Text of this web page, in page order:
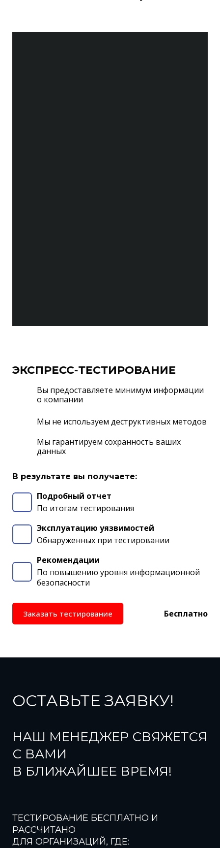
ЭКСПРЕСС-ТЕСТИРОВАНИЕ
Вы предоставляете минимум информации
о компании
Мы не используем деструктивных методов
Мы гарантируем сохранность ваших
данных
В результате вы получаете:
Подробный отчет
По итогам тестирования
Эксплуатацию уязвимостей
Обнаруженных при тестировании
Рекомендации
По повышению уровня информационной
безопасности
Заказать тестирование Бесплатно
ОСТАВЬТЕ ЗАЯВКУ!
НАШ МЕНЕДЖЕР СВЯЖЕТСЯ
С ВАМИ
В БЛИЖАЙШЕЕ ВРЕМЯ!
ТЕСТИРОВАНИЕ БЕСПЛАТНО И
РАССЧИТАНО
ДЛЯ ОРГАНИЗАЦИЙ, ГДЕ: